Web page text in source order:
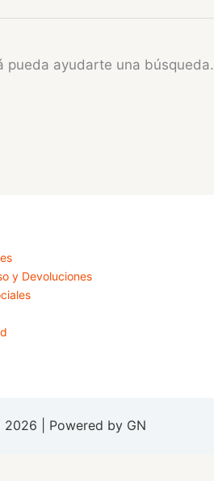
pueda ayudarte una búsqueda.
y Devoluciones
| Powered by GN